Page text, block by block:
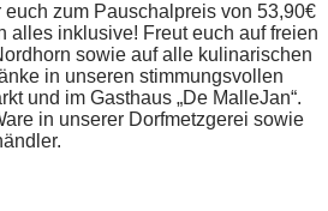
zum Pauschalpreis von 53,90€
alles inklusive! Freut euch auf freien
sowie auf alle kulinarischen
in unseren stimmungsvollen
und im Gasthaus „De MalleJan“.
in unserer Dorfmetzgerei sowie